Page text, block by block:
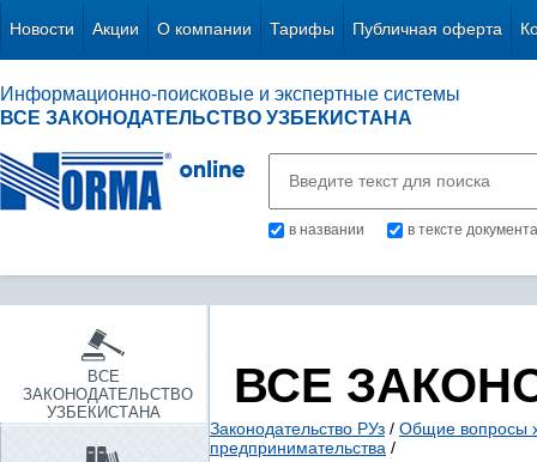
Новости Акции О компании Тарифы Публичная оферта
Информационно-поисковые и экспертные системы
ВСЕ ЗАКОНОДАТЕЛЬСТВО УЗБЕКИСТАНА
в названии в тексте документа
ВСЕ
ЗАКОНОДАТЕЛЬСТВО
УЗБЕКИСТАНА
ВСЕ
Законодательство РУз / Общие вопросы
предпринимательства /